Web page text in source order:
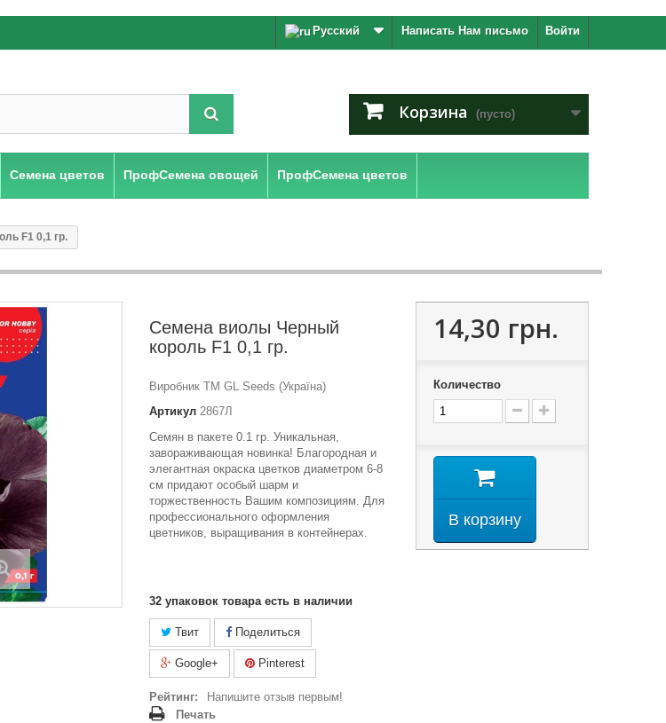
Войти
Написать Нам письмо
Русский
Корзина (пусто)
Семена цветов ПрофСемена овощей ПрофСемена цветов
F1 0,1 гр.
Семена виолы Черный
король F1 0,1 гр.
Виробник ТМ GL Seeds (Україна)
Артикул 2867Л
Семян в пакете 0.1 гр. Уникальная,
завораживающая новинка! Благородная и
элегантная окраска цветков диаметром 6-8
см придают особый шарм и
торжественность Вашим композициям. Для
профессионального оформления
цветников, выращивания в контейнерах.
32 упаковок товара есть в наличии
Твит Поделиться
Google+ Pinterest
Рейтинг:
Напишите отзыв первым!
Печать
14,30 грн.
Количество
В корзину